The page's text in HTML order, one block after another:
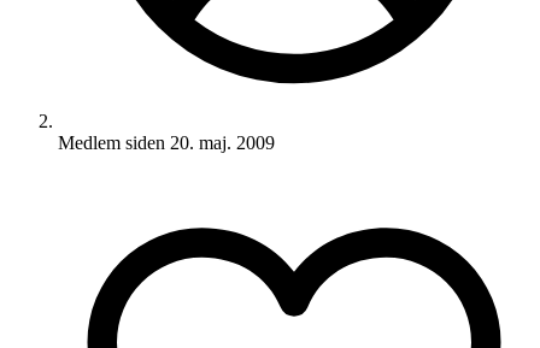
Medlem siden 20. maj. 2009